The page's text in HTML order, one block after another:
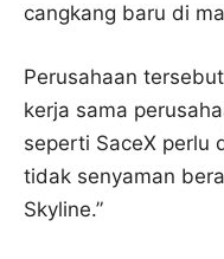
cangkang baru di
Perusahaan
kerja sama
seperti SaceX perlu
tidak senyaman
Skyline.”